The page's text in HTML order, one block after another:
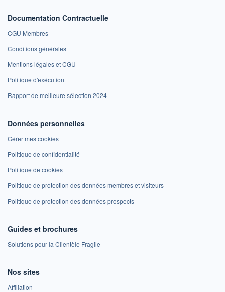
Documentation Contractuelle
CGU Membres
Conditions générales
Mentions légales et CGU
Politique d'exécution
Rapport de meilleure sélection 2024
Données personnelles
Gérer mes cookies
Politique de confidentialité
Politique de cookies
Politique de protection des données membres et visiteurs
Politique de protection des données prospects
Guides et brochures
Solutions pour la Clientèle Fragile
Nos sites
Affiliation